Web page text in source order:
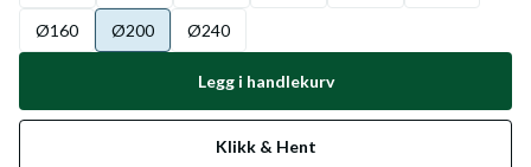
Ø160 Ø200 Ø240
Legg i handlekurv
Klikk & Hent